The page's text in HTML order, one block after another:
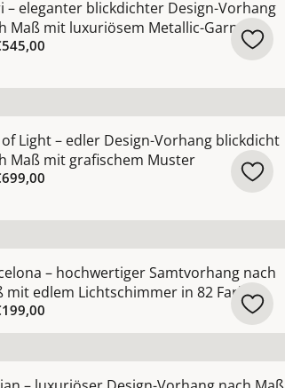
– eleganter blickdichter Design-Vorhang
Maß mit luxuriösem Metallic-Garn
of Light – edler Design-Vorhang blickdicht
Maß mit grafischem Muster
– hochwertiger Samtvorhang nach
mit edlem Lichtschimmer in 82 Farben